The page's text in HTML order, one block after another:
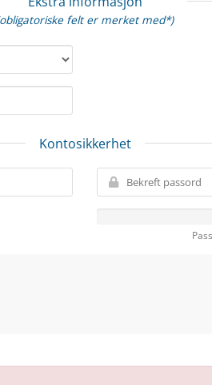
felt er merket med*)
Kontosikkerhet